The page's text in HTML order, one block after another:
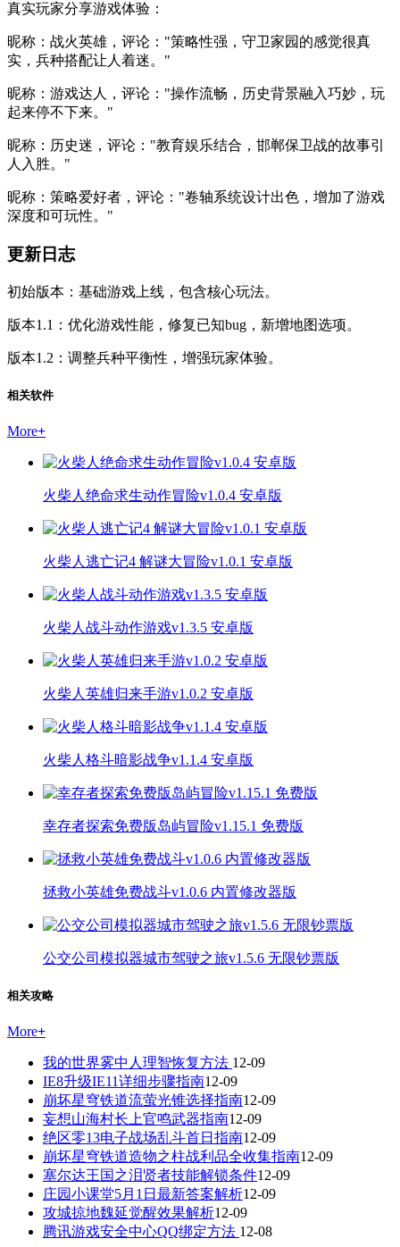
真实玩家分享游戏体验：
昵称：战火英雄，评论："策略性强，守卫家园的感觉很真
实，兵种搭配让人着迷。"
昵称：游戏达人，评论："操作流畅，历史背景融入巧妙，玩
起来停不下来。"
昵称：历史迷，评论："教育娱乐结合，邯郸保卫战的故事引
人入胜。"
昵称：策略爱好者，评论："卷轴系统设计出色，增加了游戏
深度和可玩性。"
更新日志
初始版本：基础游戏上线，包含核心玩法。
版本1.1：优化游戏性能，修复已知bug，新增地图选项。
版本1.2：调整兵种平衡性，增强玩家体验。
相关软件
More+
火柴人绝命求生动作冒险v1.0.4 安卓版
火柴人逃亡记4 解谜大冒险v1.0.1 安卓版
火柴人战斗动作游戏v1.3.5 安卓版
火柴人英雄归来手游v1.0.2 安卓版
火柴人格斗暗影战争v1.1.4 安卓版
幸存者探索免费版岛屿冒险v1.15.1 免费版
拯救小英雄免费战斗v1.0.6 内置修改器版
公交公司模拟器城市驾驶之旅v1.5.6 无限钞票版
相关攻略
More+
我的世界雾中人理智恢复方法 12-09
IE8升级IE11详细步骤指南12-09
崩坏星穹铁道流萤光锥选择指南12-09
妄想山海村长上官鸣武器指南12-09
绝区零13电子战场乱斗首日指南12-09
崩坏星穹铁道造物之柱战利品全收集指南12-09
塞尔达王国之泪贤者技能解锁条件12-09
庄园小课堂5月1日最新答案解析12-09
攻城掠地魏延觉醒效果解析12-09
腾讯游戏安全中心QQ绑定方法 12-08